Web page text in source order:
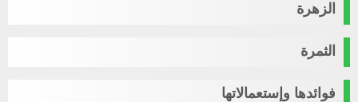
الزهرة
الثمرة
فوائدها وإستعمالاتها